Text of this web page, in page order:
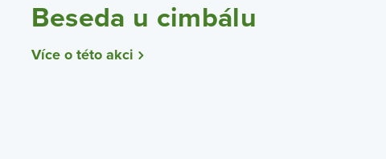
Beseda u cimbálu
Více o této akci